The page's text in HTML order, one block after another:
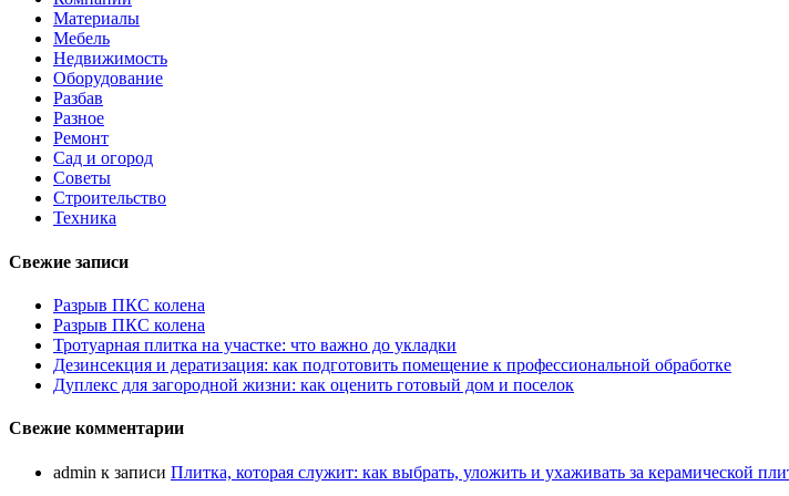
Материалы
Мебель
Недвижимость
Оборудование
Разбав
Разное
Ремонт
Сад и огород
Советы
Строительство
Техника
Свежие записи
Разрыв ПКС колена
Разрыв ПКС колена
Тротуарная плитка на участке: что важно до укладки
Дезинсекция и дератизация: как подготовить помещение к профессиональной обработке
Дуплекс для загородной жизни: как оценить готовый дом и поселок
Свежие комментарии
admin к записи Плитка, которая служит: как выбрать, уложить и ухаживать за керамической